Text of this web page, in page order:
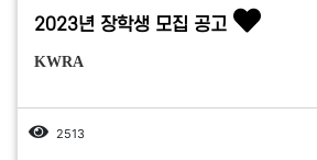
2023년 장학생 모집 공고
KWRA
2513